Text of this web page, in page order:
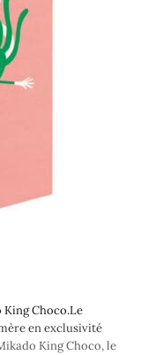
Choco.Le
en exclusivité
King Choco, le